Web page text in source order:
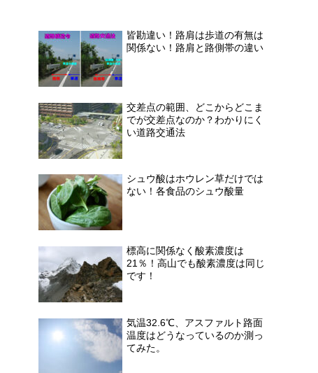
皆勘違い！路肩は歩道の有無は
関係ない！路肩と路側帯の違い
交差点の範囲、どこからどこま
でが交差点なのか？わかりにく
い道路交通法
シュウ酸はホウレン草だけでは
ない！各食品のシュウ酸量
標高に関係なく酸素濃度は
21％！高山でも酸素濃度は同じ
です！
気温32.6℃、アスファルト路面
温度はどうなっているのか測っ
てみた。